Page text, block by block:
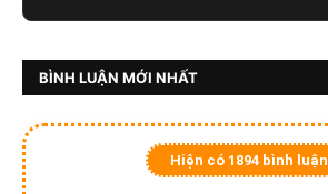
BÌNH LUẬN MỚI NHẤT
Hiện có 1894 bình luận